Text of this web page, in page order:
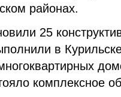
районах.
25
в
комплексное